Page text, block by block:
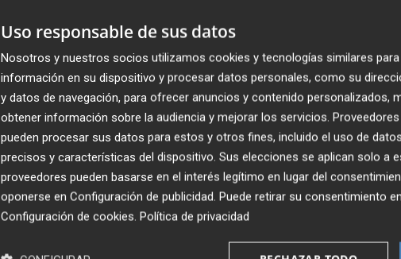
Uso responsable de sus datos
Nosotros y nuestros socios utilizamos cookies y tecnologías similares
información en su dispositivo y procesar datos personales, como su
y datos de navegación, para ofrecer anuncios y contenido personalizados,
obtener información sobre la audiencia y mejorar los servicios.
pueden procesar sus datos para estos y otros fines, incluido el uso de
precisos y características del dispositivo. Sus elecciones se aplican solo a
proveedores pueden basarse en el interés legítimo en lugar del
oponerse en Configuración de publicidad. Puede retirar su consentimiento
Configuración de cookies. Política de privacidad